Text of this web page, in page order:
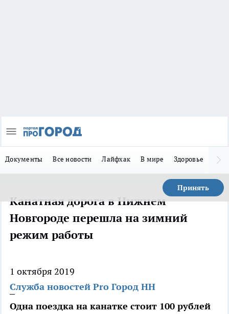
Документы Все новости Лайфхак В мире Здоровье
Принять
Канатная дорога в Нижнем
Новгороде перешла на зимний
режим работы
1 октября 2019
Служба новостей Pro Город НН
Одна поездка на канатке стоит 100 рублей